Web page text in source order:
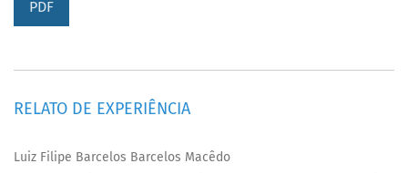
PDF
RELATO DE EXPERIÊNCIA
Luiz Filipe Barcelos Barcelos Macêdo